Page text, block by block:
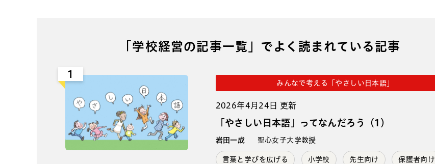
「学校経営の記事一覧」でよく読まれている記事
1
みんなで考える「やさしい日本語」
2026年4月24日 更新
「やさしい日本語」ってなんだろう（1）
岩田一成 聖心女子大学教授
言葉と学びを広げる 小学校 先生向け 保護者向け